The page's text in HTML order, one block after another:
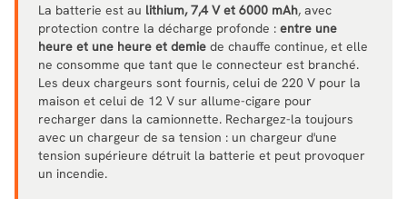
La batterie est au lithium, 7,4 V et 6000 mAh, avec
protection contre la décharge profonde : entre une
heure et une heure et demie de chauffe continue, et elle
ne consomme que tant que le connecteur est branché.
Les deux chargeurs sont fournis, celui de 220 V pour la
maison et celui de 12 V sur allume-cigare pour
recharger dans la camionnette. Rechargez-la toujours
avec un chargeur de sa tension : un chargeur d'une
tension supérieure détruit la batterie et peut provoquer
un incendie.